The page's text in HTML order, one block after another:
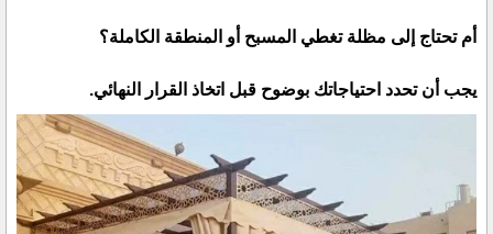
أم تحتاج إلى مظلة تغطي المسبح أو المنطقة الكاملة؟
يجب أن تحدد احتياجاتك بوضوح قبل اتخاذ القرار النهائي.